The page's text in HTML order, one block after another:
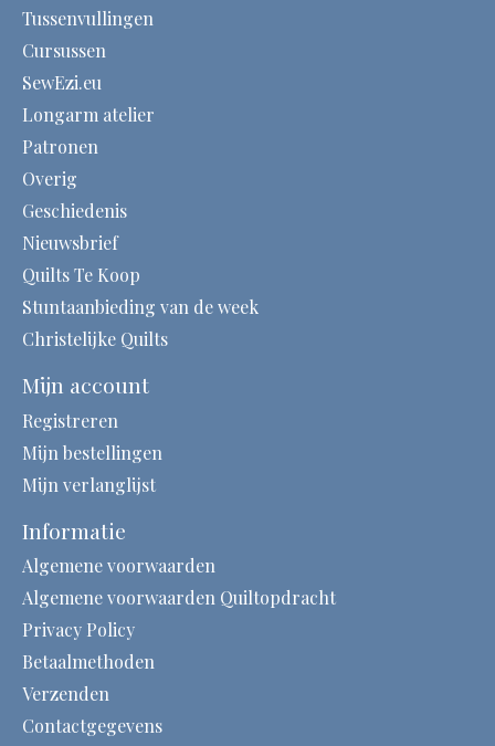
Tussenvullingen
Cursussen
SewEzi.eu
Longarm atelier
Patronen
Overig
Geschiedenis
Nieuwsbrief
Quilts Te Koop
Stuntaanbieding van de week
Christelijke Quilts
Mijn account
Registreren
Mijn bestellingen
Mijn verlanglijst
Informatie
Algemene voorwaarden
Algemene voorwaarden Quiltopdracht
Privacy Policy
Betaalmethoden
Verzenden
Contactgegevens